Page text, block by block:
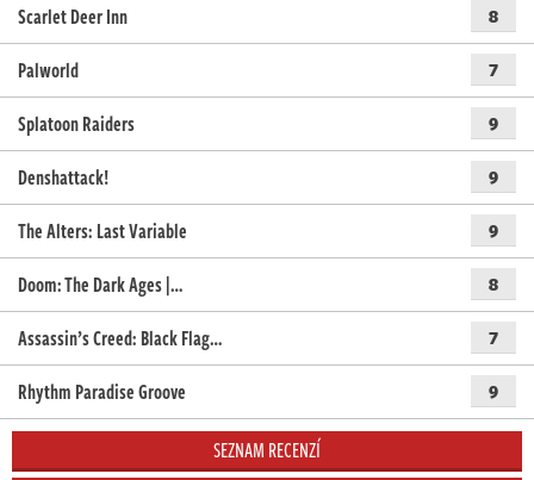
Scarlet Deer Inn
8
Palworld 7
Splatoon Raiders 9
Denshattack! 9
The Alters: Last Variable 9
Doom: The Dark Ages |… 8
Assassin’s Creed: Black Flag… 7
Rhythm Paradise Groove 9
SEZNAM RECENZÍ